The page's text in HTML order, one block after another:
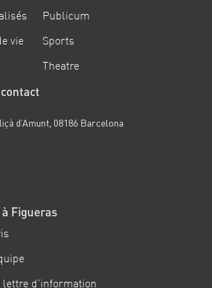
vie
Publicum
Sports
Theatre
d’Amunt, 08186 Barcelona
Figueras
lettre d’information